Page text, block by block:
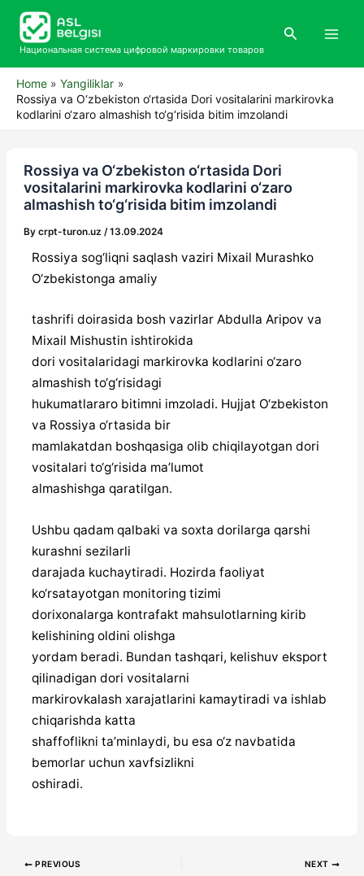
contentНациональная система цифровой маркировки товаров
Search
Home
Yangiliklar
Rossiya va O‘zbekiston o‘rtasida Dori vositalarini markirovka
kodlarini o‘zaro almashish to‘g‘risida bitim imzolandi
Rossiya va O‘zbekiston o‘rtasida Dori
vositalarini markirovka kodlarini o‘zaro
almashish to‘g‘risida bitim imzolandi
By crpt-turon.uz /13.09.2024
Rossiya sog‘liqni saqlash vaziri Mixail Murashko
O‘zbekistonga amaliy
tashrifi doirasida bosh vazirlar Abdulla Aripov va
Mixail Mishustin ishtirokida
dori vositalaridagi markirovka kodlarini o‘zaro
almashish to‘g‘risidagi
hukumatlararo bitimni imzoladi. Hujjat O‘zbekiston
va Rossiya o‘rtasida bir
mamlakatdan boshqasiga olib chiqilayotgan dori
vositalari to‘g‘risida ma’lumot
almashishga qaratilgan.
Ushbu qadam qalbaki va soxta dorilarga qarshi
kurashni sezilarli
darajada kuchaytiradi. Hozirda faoliyat
ko‘rsatayotgan monitoring tizimi
dorixonalarga kontrafakt mahsulotlarning kirib
kelishining oldini olishga
yordam beradi. Bundan tashqari, kelishuv eksport
qilinadigan dori vositalarni
markirovkalash xarajatlarini kamaytiradi va ishlab
chiqarishda katta
shaffoflikni ta’minlaydi, bu esa o‘z navbatida
bemorlar uchun xavfsizlikni
oshiradi.
PREVIOUS NEXT